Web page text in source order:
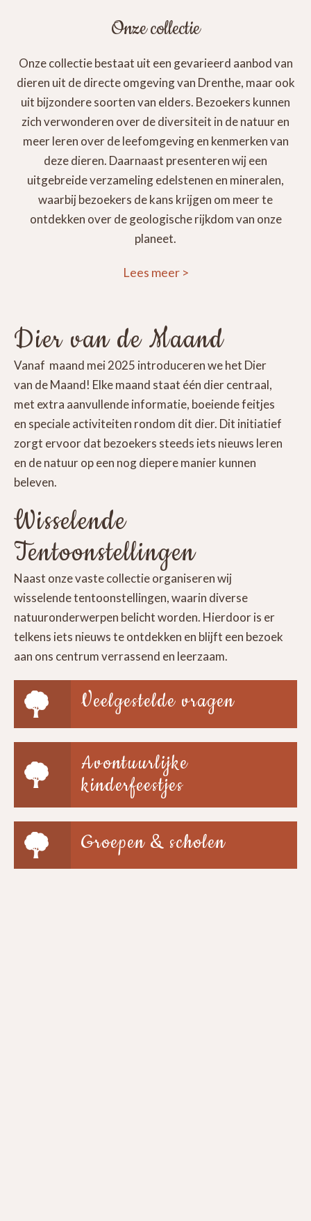
Onze collectie
Onze collectie bestaat uit een gevarieerd aanbod van
dieren uit de directe omgeving van Drenthe, maar ook
uit bijzondere soorten van elders. Bezoekers kunnen
zich verwonderen over de diversiteit in de natuur en
meer leren over de leefomgeving en kenmerken van
deze dieren. Daarnaast presenteren wij een
uitgebreide verzameling edelstenen en mineralen,
waarbij bezoekers de kans krijgen om meer te
ontdekken over de geologische rijkdom van onze
planeet.
Lees meer >
Dier van de Maand
Vanaf maand mei 2025 introduceren we het Dier
van de Maand! Elke maand staat één dier centraal,
met extra aanvullende informatie, boeiende feitjes
en speciale activiteiten rondom dit dier. Dit initiatief
zorgt ervoor dat bezoekers steeds iets nieuws leren
en de natuur op een nog diepere manier kunnen
beleven.
Wisselende
Tentoonstellingen
Naast onze vaste collectie organiseren wij
wisselende tentoonstellingen, waarin diverse
natuuronderwerpen belicht worden. Hierdoor is er
telkens iets nieuws te ontdekken en blijft een bezoek
aan ons centrum verrassend en leerzaam.
Veelgestelde vragen
Avontuurlijke
kinderfeestjes
Groepen & scholen